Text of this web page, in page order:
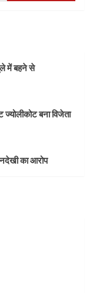
में बहने से
बना विजेता
का आरोप